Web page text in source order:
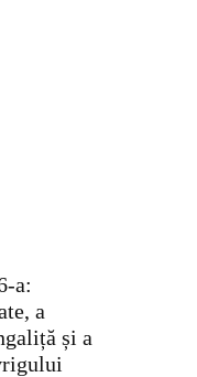
a:
a
și a